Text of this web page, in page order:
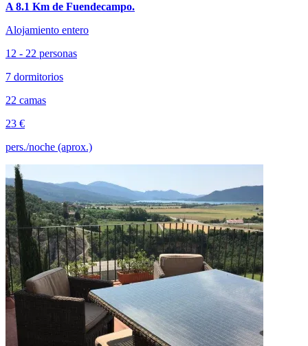
A 8.1 Km de Fuendecampo.
Alojamiento entero
12 - 22 personas
7 dormitorios
22 camas
23 €
pers./noche (aprox.)